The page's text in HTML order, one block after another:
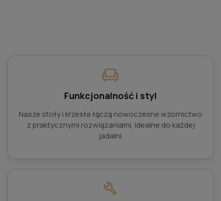
chair
Funkcjonalność i styl
Nasze stoły i krzesła łączą nowoczesne wzornictwo
z praktycznymi rozwiązaniami, idealne do każdej
jadalni.
build